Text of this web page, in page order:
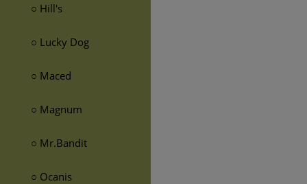
○ Hill's
○ Lucky Dog
○ Maced
○ Magnum
○ Mr.Bandit
○ Ocanis